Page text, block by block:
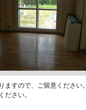
すので、ご留意ください。
ださい。